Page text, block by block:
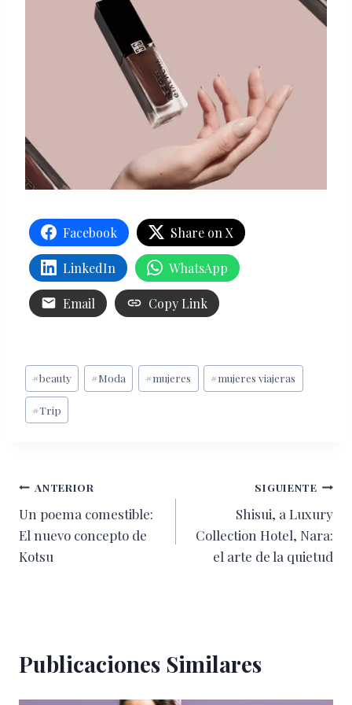
Facebook Share on X
LinkedIn WhatsApp
Email Copy Link
Etiquetas
de
la
#beauty #Moda #mujeres #mujeres viajeras
#Trip
Navegación
de
entradas
ANTERIOR
Un poema comestible:
El nuevo concepto de
Kotsu
SIGUIENTE
Shisui, a Luxury
Collection Hotel, Nara:
el arte de la quietud
Publicaciones Similares